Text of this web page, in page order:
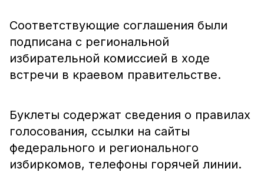
Соответствующие соглашения были
подписана с региональной
избирательной комиссией в ходе
встречи в краевом правительстве.
Буклеты содержат сведения о правилах
голосования, ссылки на сайты
федерального и регионального
избиркомов, телефоны горячей линии.